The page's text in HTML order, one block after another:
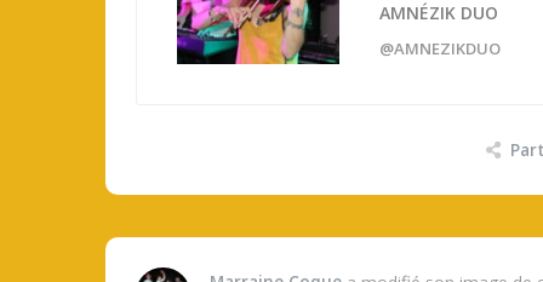
AMNÉZIK DUO
@AMNEZIKDUO